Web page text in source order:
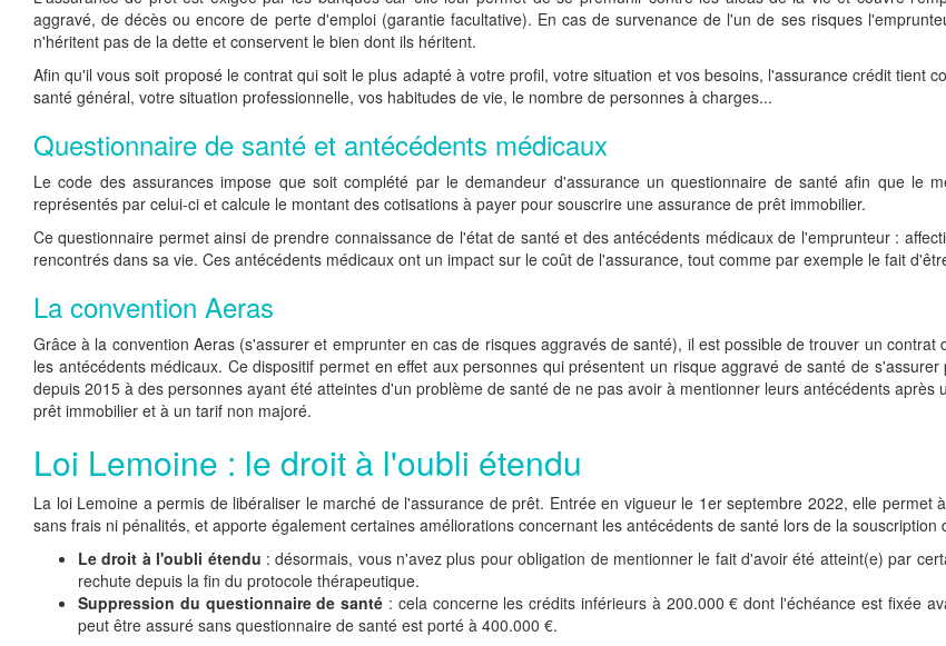
aggravé, de décès ou encore de perte d'emploi (garantie facultative). En cas de survenance de l'un de ses risques
n'héritent pas de la dette et conservent le bien dont ils héritent.
Afin qu'il vous soit proposé le contrat qui soit le plus adapté à votre profil, votre situation et vos besoins, l'assurance crédit tient
santé général, votre situation professionnelle, vos habitudes de vie, le nombre de personnes à charges...
Questionnaire de santé et antécédents médicaux
Le code des assurances impose que soit complété par le demandeur d'assurance un questionnaire de santé afin que le
représentés par celui-ci et calcule le montant des cotisations à payer pour souscrire une assurance de prêt immobilier.
Ce questionnaire permet ainsi de prendre connaissance de l'état de santé et des antécédents médicaux de l'emprunteur :
rencontrés dans sa vie. Ces antécédents médicaux ont un impact sur le coût de l'assurance, tout comme par exemple le fait
La convention Aeras
Grâce à la convention Aeras (s'assurer et emprunter en cas de risques aggravés de santé), il est possible de trouver un
les antécédents médicaux. Ce dispositif permet en effet aux personnes qui présentent un risque aggravé de santé de
depuis 2015 à des personnes ayant été atteintes d'un problème de santé de ne pas avoir à mentionner leurs antécédents
prêt immobilier et à un tarif non majoré.
Loi Lemoine : le droit à l'oubli étendu
La loi Lemoine a permis de libéraliser le marché de l'assurance de prêt. Entrée en vigueur le 1er septembre 2022, elle
sans frais ni pénalités, et apporte également certaines améliorations concernant les antécédents de santé lors de la
Le droit à l'oubli étendu : désormais, vous n'avez plus pour obligation de mentionner le fait d'avoir été atteint(e) par
rechute depuis la fin du protocole thérapeutique.
Suppression du questionnaire de santé : cela concerne les crédits inférieurs à 200.000 € dont l'échéance est fixée
peut être assuré sans questionnaire de santé est porté à 400.000 €.